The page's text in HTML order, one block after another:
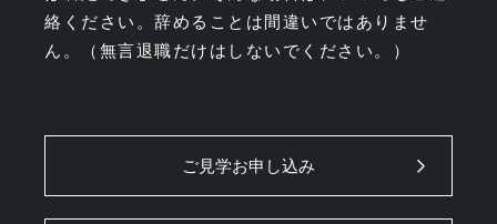
絡ください。辞めることは間違いではありませ
ん。（無言退職だけはしないでください。）
ご見学お申し込み